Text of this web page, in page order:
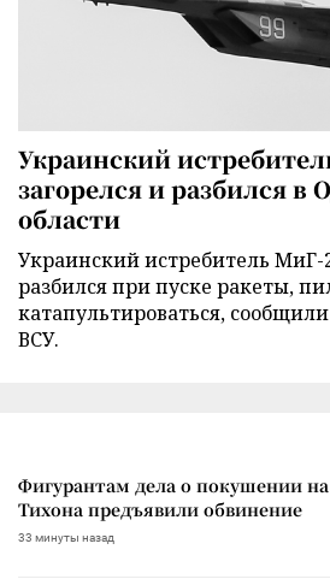
Украинский
загорелся и разбился в
области
Украинский истребитель МиГ-
разбился при пуске ракеты,
катапультироваться,
ВСУ.
Фигурантам дела о покушении
Тихона предъявили обвинение
33 минуты назад